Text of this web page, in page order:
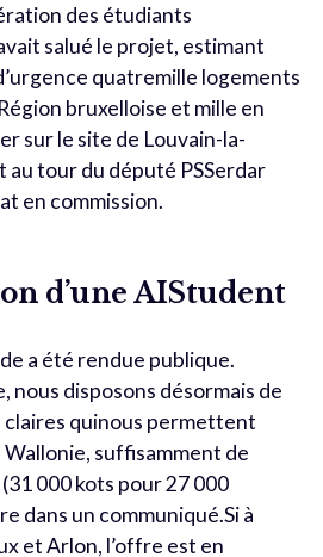
des étudiants
salué le projet, estimant
quatremille logements
bruxelloise et mille en
sur le site de Louvain-la-
au tour du député PSSerdar
en commission.
d’une AIStudent
a été rendue publique.
nous disposons désormais de
quinous permettent
Wallonie, suffisamment de
000 kots pour 27 000
dans un communiqué.Si à
et Arlon, l’offre est en